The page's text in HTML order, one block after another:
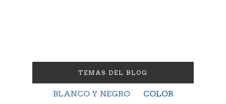
TEMAS DEL BLOG
BLANCO Y NEGRO
COLOR